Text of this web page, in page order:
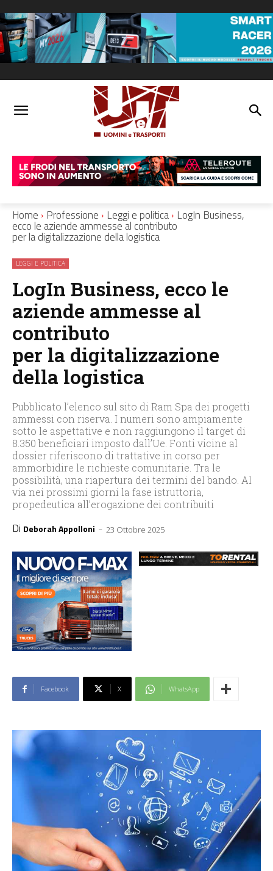
Home Professione Leggi e politica LogIn Business,
ecco le aziende ammesse al contributo
per la digitalizzazione della logistica
LEGGI E POLITICA
LogIn Business, ecco le
aziende ammesse al
contributo
per la digitalizzazione
della logistica
Pubblicato l’elenco sul sito di Ram Spa dei progetti
ammessi con riserva. I numeri sono ampiamente
sotto le aspettative e non raggiungono il target di
8.350 beneficiari imposto dall’Ue. Fonti vicine al
dossier riferiscono di trattative in corso per
ammorbidire le richieste comunitarie. Tra le
possibilità, una riapertura dei termini del bando. Al
via nei prossimi giorni la fase istruttoria,
propedeutica all’erogazione dei contribuiti
Di Deborah Appolloni - 23 Ottobre 2025
Facebook X WhatsApp